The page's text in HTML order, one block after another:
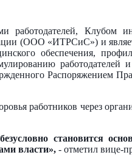
Клубом
(ООО «ИТРСиС») и
обеспечения,
работодателей
Распоряжением
работников через
становится
власти»,- отметил вице-